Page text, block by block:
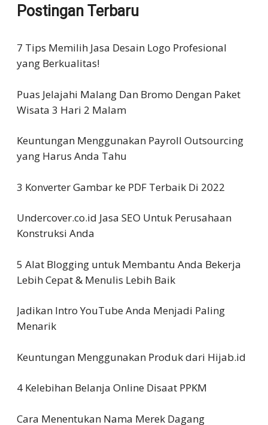
Postingan Terbaru
7 Tips Memilih Jasa Desain Logo Profesional
yang Berkualitas!
Puas Jelajahi Malang Dan Bromo Dengan Paket
Wisata 3 Hari 2 Malam
Keuntungan Menggunakan Payroll Outsourcing
yang Harus Anda Tahu
3 Konverter Gambar ke PDF Terbaik Di 2022
Undercover.co.id Jasa SEO Untuk Perusahaan
Konstruksi Anda
5 Alat Blogging untuk Membantu Anda Bekerja
Lebih Cepat & Menulis Lebih Baik
Jadikan Intro YouTube Anda Menjadi Paling
Menarik
Keuntungan Menggunakan Produk dari Hijab.id
4 Kelebihan Belanja Online Disaat PPKM
Cara Menentukan Nama Merek Dagang